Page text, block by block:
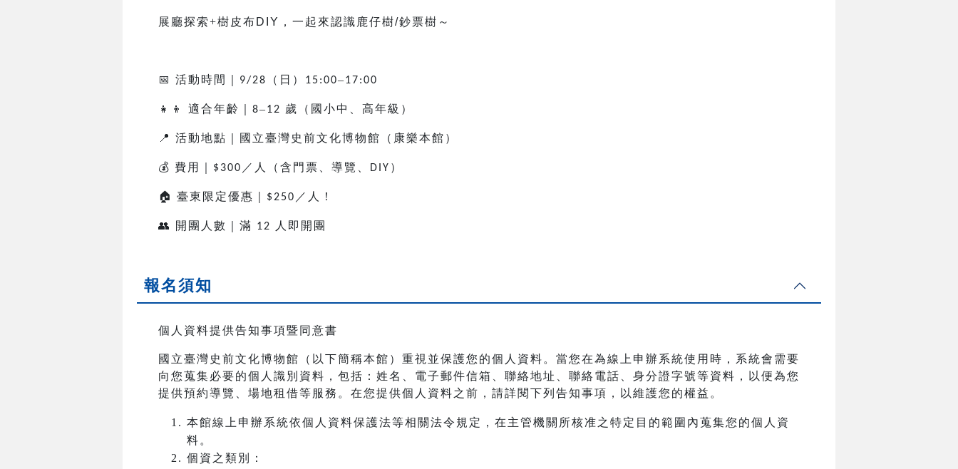
展廳探索+樹皮布 DIY ，一起來認識鹿仔樹/鈔票樹～
📅 活動時間｜ 9/28 （日） 15:00–17:00
👧👦 適合年齡｜ 8–12 歲（國小中、高年級）
📍 活動地點｜國立臺灣史前文化博物館（康樂本館）
💰 費用｜ $300 ／人（含門票、導覽、 DIY ）
🏠 臺東限定優惠｜ $250 ／人！
👥 開團人數｜滿 12 人即開團
報名須知
個人資料提供告知事項暨同意書
國立臺灣史前文化博物館（以下簡稱本館）重視並保護您的個人資料。當您在為線上申辦系統使用時，系統會需要
向您蒐集必要的個人識別資料，包括：姓名、電子郵件信箱、聯絡地址、聯絡電話、身分證字號等資料，以便為您
提供預約導覽、場地租借等服務。在您提供個人資料之前，請詳閱下列告知事項，以維護您的權益。
本館線上申辦系統依個人資料保護法等相關法令規定，在主管機關所核准之特定目的範圍內蒐集您的個人資
料。
個資之類別：